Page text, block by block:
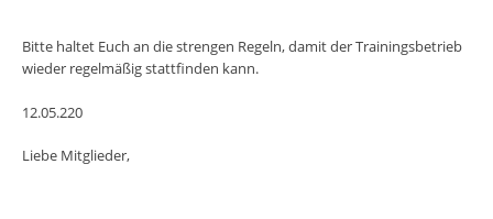
Bitte haltet Euch an die strengen Regeln, damit der Trainingsbetrieb
wieder regelmäßig stattfinden kann.
12.05.220
Liebe Mitglieder,